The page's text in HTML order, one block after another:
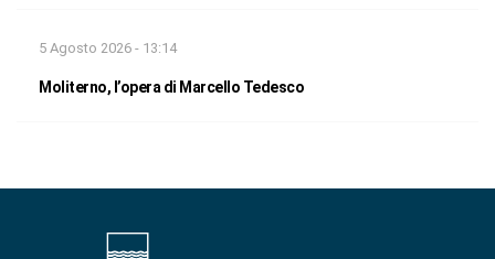
5 Agosto 2026 - 13:14
Moliterno, l’opera di Marcello Tedesco